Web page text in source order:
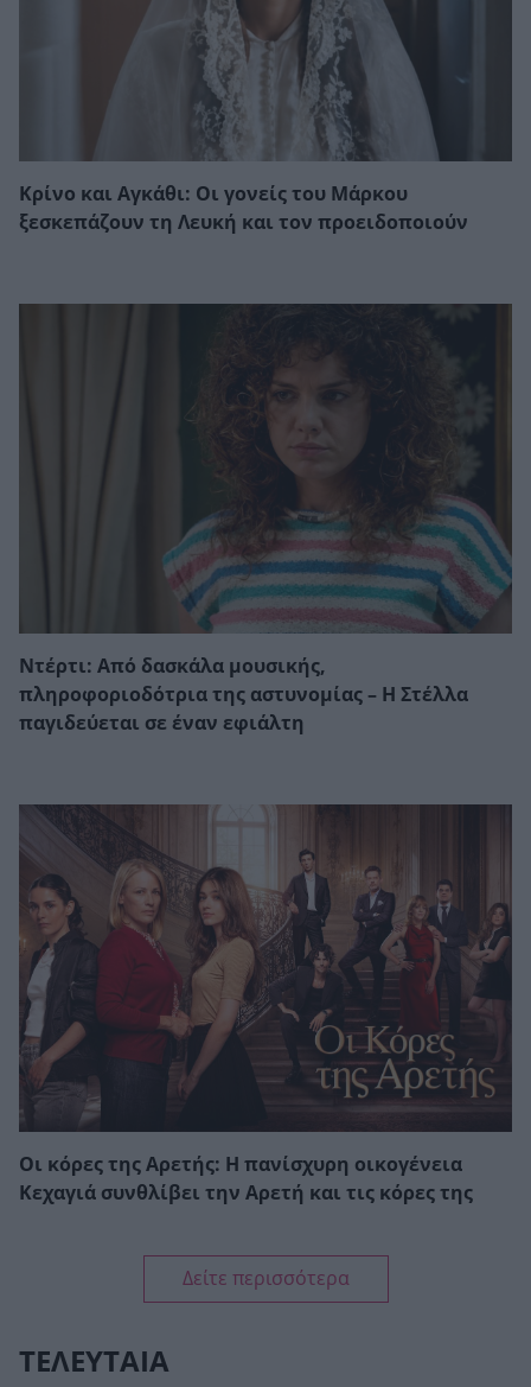
Κρίνο και Αγκάθι: Οι γονείς του Μάρκου
ξεσκεπάζουν τη Λευκή και τον προειδοποιούν
Ντέρτι: Από δασκάλα μουσικής,
πληροφοριοδότρια της αστυνομίας – Η Στέλλα
παγιδεύεται σε έναν εφιάλτη
Οι κόρες της Αρετής: Η πανίσχυρη οικογένεια
Κεχαγιά συνθλίβει την Αρετή και τις κόρες της
Δείτε περισσότερα
ΤΕΛΕΥΤΑΙΑ